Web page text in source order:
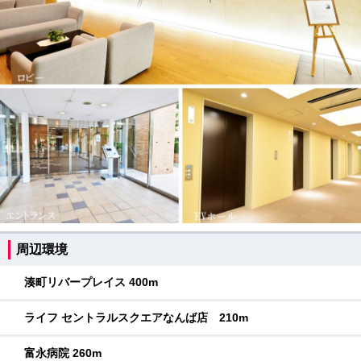
周辺環境
湊町リバープレイス 400m
ライフ セントラルスクエアなんば店 210m
富永病院 260m